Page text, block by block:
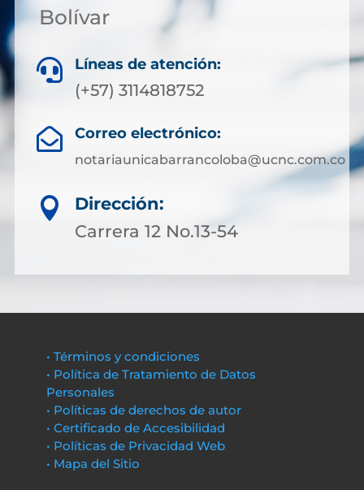
Bolívar
 Líneas de atención:
(+57) 3114818752
 Correo electrónico:
notariaunicabarrancoloba@ucnc.com.co

Dirección:
Carrera 12 No.13-54
• Términos y condiciones
• Política de Tratamiento de Datos
Personales
• Políticas de derechos de autor
• Certificado de Accesibilidad
• Políticas de Privacidad Web
• Mapa del Sitio